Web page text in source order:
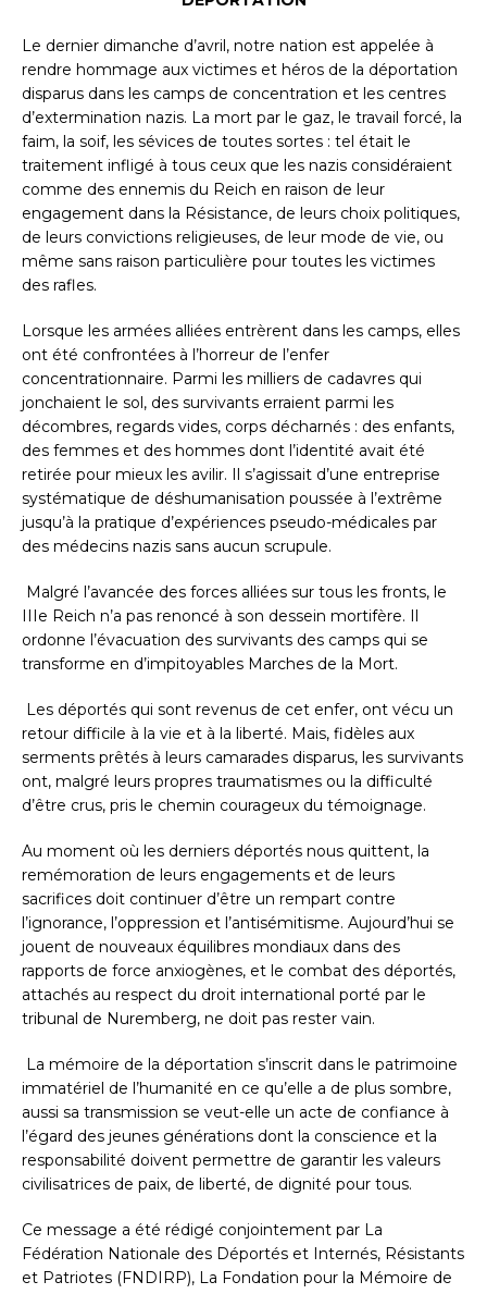
Le dernier dimanche d’avril, notre nation est appelée à
rendre hommage aux victimes et héros de la déportation
disparus dans les camps de concentration et les centres
d’extermination nazis. La mort par le gaz, le travail forcé, la
faim, la soif, les sévices de toutes sortes : tel était le
traitement infligé à tous ceux que les nazis considéraient
comme des ennemis du Reich en raison de leur
engagement dans la Résistance, de leurs choix politiques,
de leurs convictions religieuses, de leur mode de vie, ou
même sans raison particulière pour toutes les victimes
des rafles.
Lorsque les armées alliées entrèrent dans les camps, elles
ont été confrontées à l’horreur de l’enfer
concentrationnaire. Parmi les milliers de cadavres qui
jonchaient le sol, des survivants erraient parmi les
décombres, regards vides, corps décharnés : des enfants,
des femmes et des hommes dont l’identité avait été
retirée pour mieux les avilir. Il s’agissait d’une entreprise
systématique de déshumanisation poussée à l’extrême
jusqu’à la pratique d’expériences pseudo-médicales par
des médecins nazis sans aucun scrupule.
Malgré l’avancée des forces alliées sur tous les fronts, le
IIIe Reich n’a pas renoncé à son dessein mortifère. Il
ordonne l’évacuation des survivants des camps qui se
transforme en d’impitoyables Marches de la Mort.
Les déportés qui sont revenus de cet enfer, ont vécu un
retour difficile à la vie et à la liberté. Mais, fidèles aux
serments prêtés à leurs camarades disparus, les survivants
ont, malgré leurs propres traumatismes ou la difficulté
d’être crus, pris le chemin courageux du témoignage.
Au moment où les derniers déportés nous quittent, la
remémoration de leurs engagements et de leurs
sacrifices doit continuer d’être un rempart contre
l’ignorance, l’oppression et l’antisémitisme. Aujourd’hui se
jouent de nouveaux équilibres mondiaux dans des
rapports de force anxiogènes, et le combat des déportés,
attachés au respect du droit international porté par le
tribunal de Nuremberg, ne doit pas rester vain.
La mémoire de la déportation s’inscrit dans le patrimoine
immatériel de l’humanité en ce qu’elle a de plus sombre,
aussi sa transmission se veut-elle un acte de confiance à
l’égard des jeunes générations dont la conscience et la
responsabilité doivent permettre de garantir les valeurs
civilisatrices de paix, de liberté, de dignité pour tous.
Ce message a été rédigé conjointement par La
Fédération Nationale des Déportés et Internés, Résistants
et Patriotes (FNDIRP), La Fondation pour la Mémoire de